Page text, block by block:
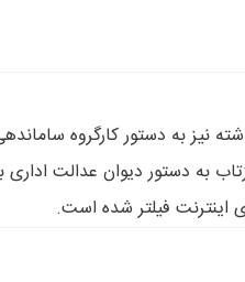
به دستور کارگروه
به دستور دیوان عدالت
اینترنت فیلتر شده است.